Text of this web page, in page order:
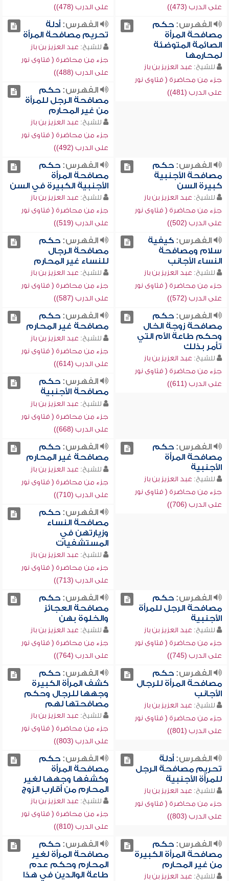
على الدرب (473))
على الدرب (478))
الفهرس:حكم
مصافحة المرأة
الصائمة المتوضئة
لمحارمها
للشيخ: عبد العزيز بن باز
جزء من محاضرة ( فتاوى نور
على الدرب (481))
الفهرس:أدلة
تحريم مصافحة المرأة
للشيخ: عبد العزيز بن باز
جزء من محاضرة ( فتاوى نور
على الدرب (488))
الفهرس:حكم
مصافحة الرجل للمرأة
من غير المحارم
للشيخ: عبد العزيز بن باز
جزء من محاضرة ( فتاوى نور
على الدرب (492))
الفهرس:حكم
مصافحة الأجنبية
كبيرة السن
للشيخ: عبد العزيز بن باز
جزء من محاضرة ( فتاوى نور
على الدرب (502))
الفهرس:حكم
مصافحة المرأة
الأجنبية الكبيرة في السن
للشيخ: عبد العزيز بن باز
جزء من محاضرة ( فتاوى نور
على الدرب (519))
الفهرس:كيفية
سلام ومصافحة
النساء الأجانب
للشيخ: عبد العزيز بن باز
جزء من محاضرة ( فتاوى نور
على الدرب (572))
الفهرس:حكم
مصافحة الرجال
للنساء غير المحارم
للشيخ: عبد العزيز بن باز
جزء من محاضرة ( فتاوى نور
على الدرب (587))
الفهرس:حكم
مصافحة زوجة الخال
وحكم طاعة الأم التي
تأمر بذلك
للشيخ: عبد العزيز بن باز
جزء من محاضرة ( فتاوى نور
على الدرب (611))
الفهرس:حكم
مصافحة غير المحارم
للشيخ: عبد العزيز بن باز
جزء من محاضرة ( فتاوى نور
على الدرب (614))
الفهرس:حكم
مصافحة الأجنبية
للشيخ: عبد العزيز بن باز
جزء من محاضرة ( فتاوى نور
على الدرب (668))
الفهرس:حكم
مصافحة المرأة
الأجنبية
للشيخ: عبد العزيز بن باز
جزء من محاضرة ( فتاوى نور
على الدرب (706))
الفهرس:حكم
مصافحة غير المحارم
للشيخ: عبد العزيز بن باز
جزء من محاضرة ( فتاوى نور
على الدرب (710))
الفهرس:حكم
مصافحة النساء
وزيارتهن في
المستشفيات
للشيخ: عبد العزيز بن باز
جزء من محاضرة ( فتاوى نور
على الدرب (713))
الفهرس:حكم
مصافحة الرجل للمرأة
الأجنبية
للشيخ: عبد العزيز بن باز
جزء من محاضرة ( فتاوى نور
على الدرب (745))
الفهرس:حكم
مصافحة العجائز
والخلوة بهن
للشيخ: عبد العزيز بن باز
جزء من محاضرة ( فتاوى نور
على الدرب (764))
الفهرس:حكم
مصافحة المرأة للرجال
الأجانب
للشيخ: عبد العزيز بن باز
جزء من محاضرة ( فتاوى نور
على الدرب (801))
الفهرس:حكم
كشف المرأة الكبيرة
وجهها للرجال وحكم
مصافحتها لهم
للشيخ: عبد العزيز بن باز
جزء من محاضرة ( فتاوى نور
على الدرب (803))
الفهرس:أدلة
تحريم مصافحة الرجل
للمرأة الأجنبية
للشيخ: عبد العزيز بن باز
جزء من محاضرة ( فتاوى نور
على الدرب (803))
الفهرس:حكم
مصافحة المرأة
وكشفها وجهها لغير
المحارم من أقارب الزوج
للشيخ: عبد العزيز بن باز
جزء من محاضرة ( فتاوى نور
على الدرب (810))
الفهرس:حكم
مصافحة المرأة الكبيرة
من غير المحارم
للشيخ: عبد العزيز بن باز
الفهرس:حكم
مصافحة المرأة لغير
المحارم وحكم عدم
طاعة الوالدين في هذا